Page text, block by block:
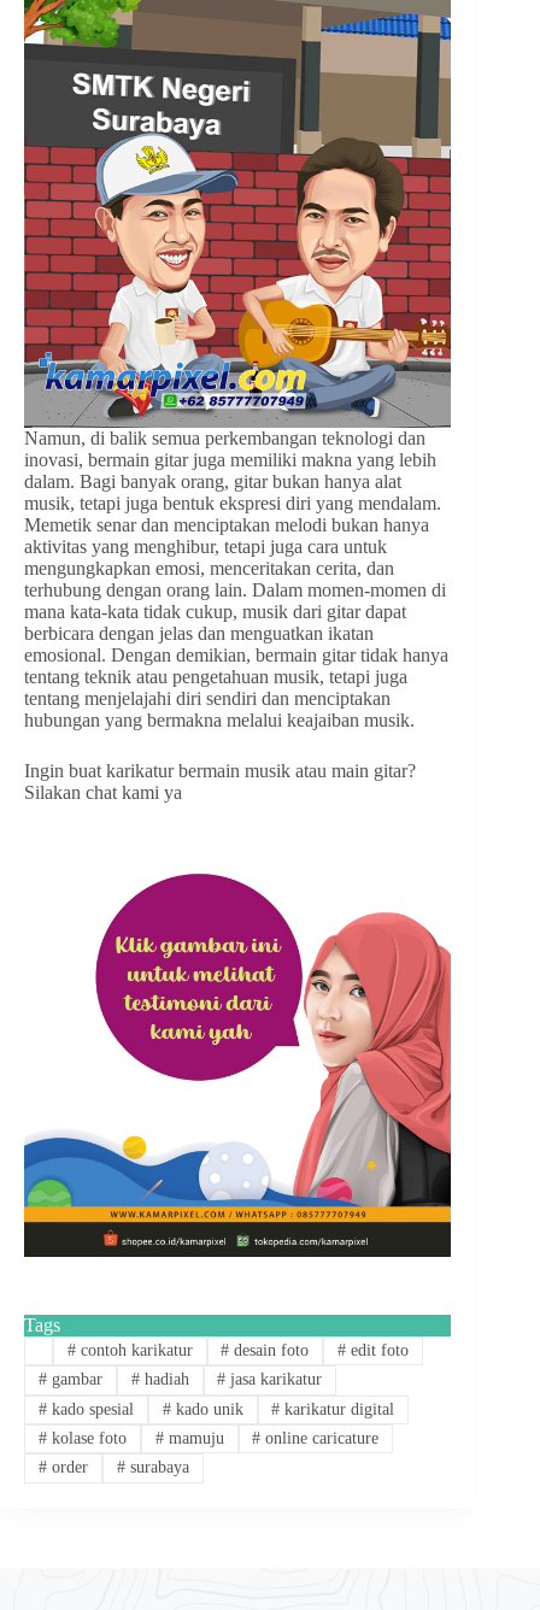
Namun, di balik semua perkembangan teknologi dan
inovasi, bermain gitar juga memiliki makna yang lebih
dalam. Bagi banyak orang, gitar bukan hanya alat
musik, tetapi juga bentuk ekspresi diri yang mendalam.
Memetik senar dan menciptakan melodi bukan hanya
aktivitas yang menghibur, tetapi juga cara untuk
mengungkapkan emosi, menceritakan cerita, dan
terhubung dengan orang lain. Dalam momen-momen di
mana kata-kata tidak cukup, musik dari gitar dapat
berbicara dengan jelas dan menguatkan ikatan
emosional. Dengan demikian, bermain gitar tidak hanya
tentang teknik atau pengetahuan musik, tetapi juga
tentang menjelajahi diri sendiri dan menciptakan
hubungan yang bermakna melalui keajaiban musik.
Ingin buat karikatur bermain musik atau main gitar?
Silakan chat kami ya
Tags
#contoh karikatur # desain foto # edit foto
#gambar #hadiah # jasa karikatur
#kado spesial #kado unik # karikatur digital
#kolase foto #mamuju # online caricature
#order #surabaya